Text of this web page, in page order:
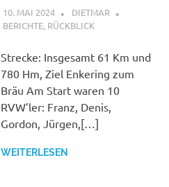
10. MAI 2024
DIETMAR
BERICHTE, RÜCKBLICK
Strecke: Insgesamt 61 Km und
780 Hm, Ziel Enkering zum
Bräu Am Start waren 10
RVW’ler: Franz, Denis,
Gordon, Jürgen,[…]
WEITERLESEN